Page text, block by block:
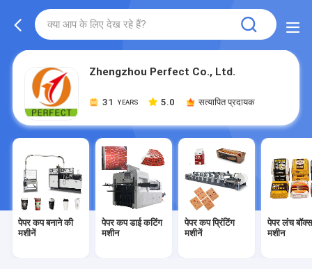
Zhengzhou Perfect Co., Ltd.
31 YEARS 5.0 सत्यापित प्रदायक
पेपर कप बनाने की
मशीनें
पेपर कप डाई कटिंग
मशीन
पेपर कप प्रिंटिंग
मशीनें
पेपर लंच
मशीन